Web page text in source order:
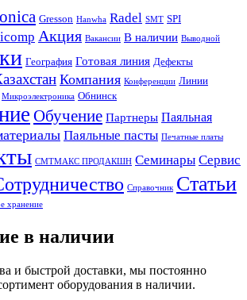
Gresson Hanwha Radel SMT SPI
Акция Вакансии В наличии Выводной
География Готовая линия Дефекты
Компания Конференции Линии
Микроэлектроника Обнинск
Обучение Партнеры Паяльная
Паяльные пасты Печатные платы
СМТМАКС ПРОДАКШН Семинары Сервис
Справочник Статьи
хранение
в наличии
и быстрой доставки, мы постоянно
оборудования в наличии.